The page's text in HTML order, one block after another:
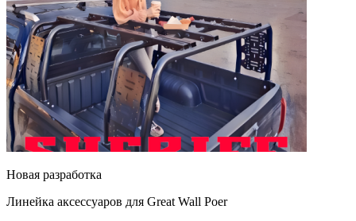
Новая разработка
Линейка аксессуаров для Great Wall Poer